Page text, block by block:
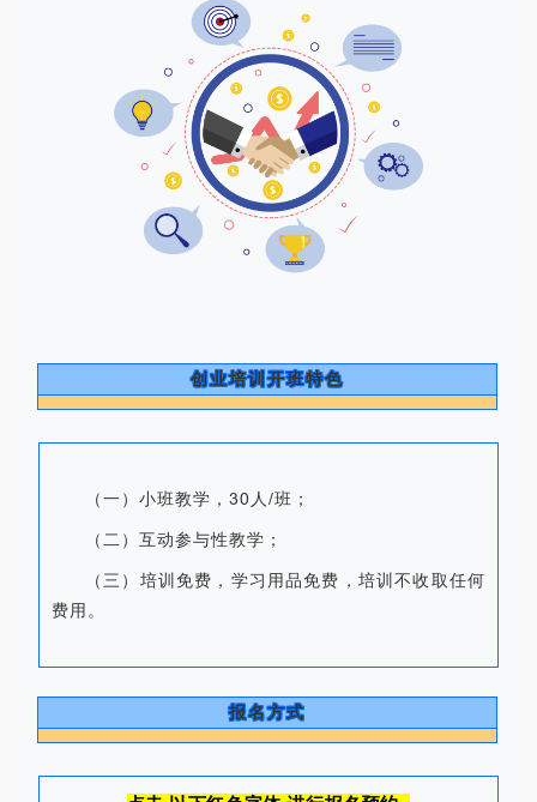
创业培训开班特色
（一）小班教学，30人/班；
（二）互动参与性教学；
（三）培训免费，学习用品免费，培训不收取任何
费用 。
报名方式